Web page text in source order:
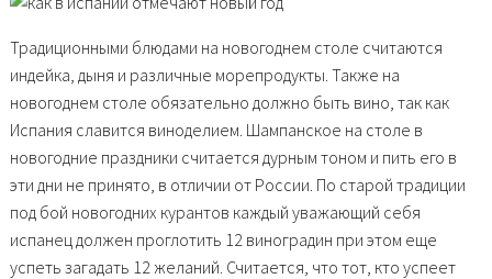
Традиционными блюдами на новогоднем столе считаются
индейка, дыня и различные морепродукты. Также на
новогоднем столе обязательно должно быть вино, так как
Испания славится виноделием. Шампанское на столе в
новогодние праздники считается дурным тоном и пить его в
эти дни не принято, в отличии от России. По старой традиции
под бой новогодних курантов каждый уважающий себя
испанец должен проглотить 12 виноградин при этом еще
успеть загадать 12 желаний. Считается, что тот, кто успеет